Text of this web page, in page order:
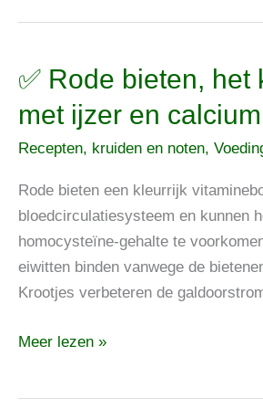
✅ Rode bieten,
met ijzer en
Recepten, kruiden en noten,
Rode bieten een kleurrijk
bloedcirculatiesysteem en kunnen
homocysteïne-gehalte te
eiwitten binden vanwege de
Krootjes verbeteren de
✅
bieten,
het
vitaminebommetje
vol
met
ijzer
en
vetverbranding
Meer lezen »